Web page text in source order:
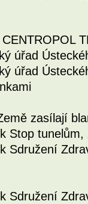
úřad
úřad
zasílají
Stop
Sdružení
Sdružení